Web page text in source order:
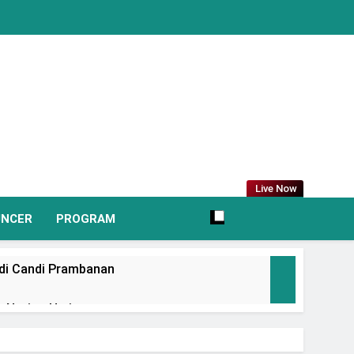
Live Now
PROGRAM
Candi Prambanan
Heritage